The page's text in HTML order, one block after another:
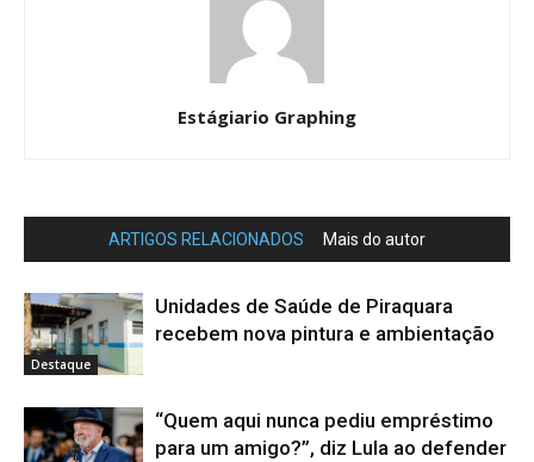
Estágiario Graphing
ARTIGOS RELACIONADOS Mais do autor
Destaque
Unidades de Saúde de Piraquara
recebem nova pintura e ambientação
“Quem aqui nunca pediu empréstimo
para um amigo?”, diz Lula ao defender